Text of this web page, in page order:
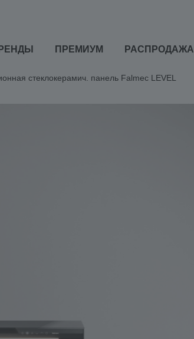
ПРЕМИУМ РАСПРОДАЖА
стеклокерамич. панель Falmec LEVEL